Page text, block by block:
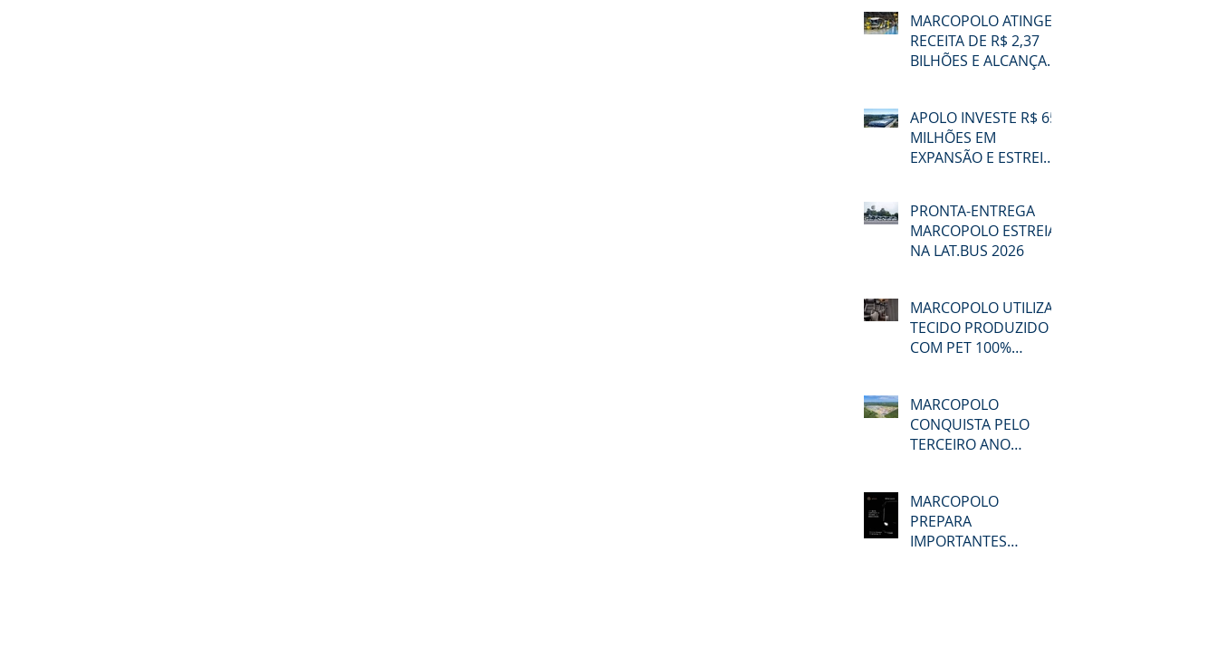
MARCOPOLO ATINGE
RECEITA DE R$ 2,37
BILHÕES E ALCANÇA
MERCADO BRASILEIRO
NO 2T26
APOLO INVESTE R$ 65
MILHÕES EM
EXPANSÃO E ESTREIA
PRONTA-ENTREGA
MARCOPOLO ESTREIA
NA LAT.BUS 2026
MARCOPOLO UTILIZA
TECIDO PRODUZIDO
COM PET 100%
MARCOPOLO
CONQUISTA PELO
TERCEIRO ANO
GPTW
MARCOPOLO
PREPARA
IMPORTANTES